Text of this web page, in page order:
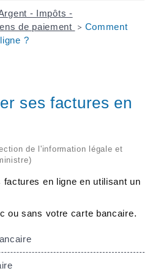
- Impôts -
de paiement > Comment
?
ses factures en
de l'information légale et
en ligne en utilisant un
ou sans votre carte bancaire.